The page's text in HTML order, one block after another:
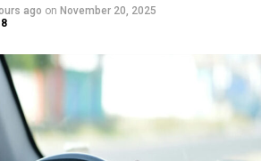
ago on November 20, 2025